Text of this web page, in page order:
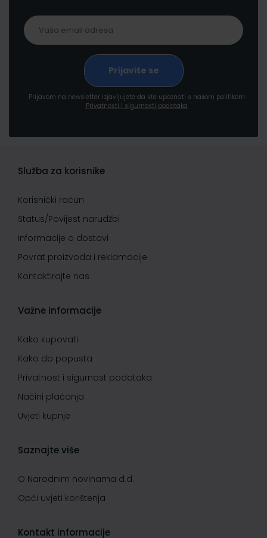
Prijavom na newsletter izjavljujete da ste upoznati s našom politikom
Privatnosti i sigurnosti podataka
Služba za korisnike
Korisnički račun
Status/Povijest narudžbi
Informacije o dostavi
Povrat proizvoda i reklamacije
Kontaktirajte nas
Važne informacije
Kako kupovati
Kako do popusta
Privatnost i sigurnost podataka
Načini plaćanja
Uvjeti kupnje
Saznajte više
O Narodnim novinama d.d.
Opći uvjeti korištenja
Kontakt informacije